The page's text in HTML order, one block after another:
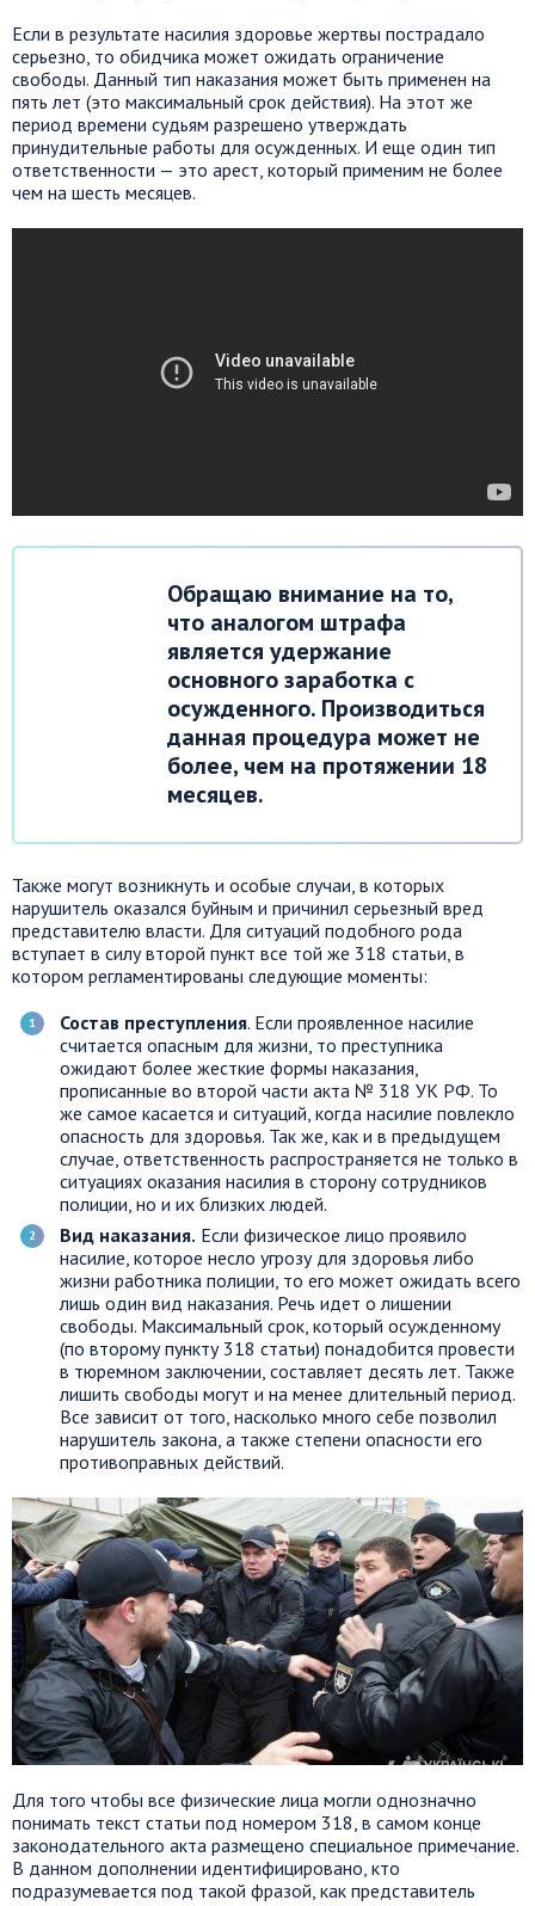
Если в результате насилия здоровье жертвы пострадало
серьезно, то обидчика может ожидать ограничение
свободы. Данный тип наказания может быть применен на
пять лет (это максимальный срок действия). На этот же
период времени судьям разрешено утверждать
принудительные работы для осужденных. И еще один тип
ответственности — это арест, который применим не более
чем на шесть месяцев.
Обращаю внимание на то,
что аналогом штрафа
является удержание
основного заработка с
осужденного. Производиться
данная процедура может не
более, чем на протяжении 18
месяцев.
Также могут возникнуть и особые случаи, в которых
нарушитель оказался буйным и причинил серьезный вред
представителю власти. Для ситуаций подобного рода
вступает в силу второй пункт все той же 318 статьи, в
котором регламентированы следующие моменты:
Состав преступления. Если проявленное насилие
считается опасным для жизни, то преступника
ожидают более жесткие формы наказания,
прописанные во второй части акта № 318 УК РФ. То
же самое касается и ситуаций, когда насилие повлекло
опасность для здоровья. Так же, как и в предыдущем
случае, ответственность распространяется не только в
ситуациях оказания насилия в сторону сотрудников
полиции, но и их близких людей.
Вид наказания. Если физическое лицо проявило
насилие, которое несло угрозу для здоровья либо
жизни работника полиции, то его может ожидать всего
лишь один вид наказания. Речь идет о лишении
свободы. Максимальный срок, который осужденному
(по второму пункту 318 статьи) понадобится провести
в тюремном заключении, составляет десять лет. Также
лишить свободы могут и на менее длительный период.
Все зависит от того, насколько много себе позволил
нарушитель закона, а также степени опасности его
противоправных действий.
Для того чтобы все физические лица могли однозначно
понимать текст статьи под номером 318, в самом конце
законодательного акта размещено специальное примечание.
В данном дополнении идентифицировано, кто
подразумевается под такой фразой, как представитель